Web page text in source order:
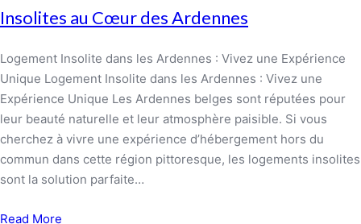
Insolites au Cœur des Ardennes
Logement Insolite dans les Ardennes : Vivez une Expérience
Unique Logement Insolite dans les Ardennes : Vivez une
Expérience Unique Les Ardennes belges sont réputées pour
leur beauté naturelle et leur atmosphère paisible. Si vous
cherchez à vivre une expérience d’hébergement hors du
commun dans cette région pittoresque, les logements insolites
sont la solution parfaite…
Read More